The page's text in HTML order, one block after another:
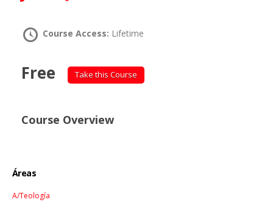
Course Access: Lifetime
Free Take this Course
Course Overview
Áreas
A/Teología